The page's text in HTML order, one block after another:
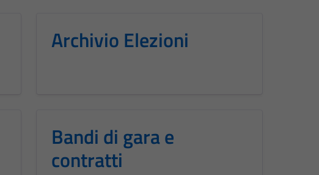
Archivio Elezioni
Bandi di gara e
contratti